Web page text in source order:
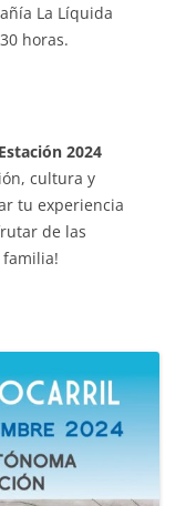
La Líquida
horas.
2024
cultura y
tu experiencia
de las